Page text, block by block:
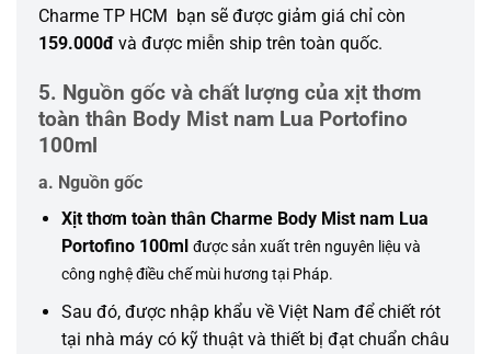
Charme TP HCM bạn sẽ được giảm giá chỉ còn
159.000đ và được miễn ship trên toàn quốc.
5. Nguồn gốc và chất lượng của xịt thơm
toàn thân Body Mist nam Lua Portofino
100ml
a. Nguồn gốc
Xịt thơm toàn thân Charme Body Mist nam Lua
Portofino 100ml được sản xuất trên nguyên liệu và
công nghệ điều chế mùi hương tại Pháp.
Sau đó, được nhập khẩu về Việt Nam để chiết rót
tại nhà máy có kỹ thuật và thiết bị đạt chuẩn châu